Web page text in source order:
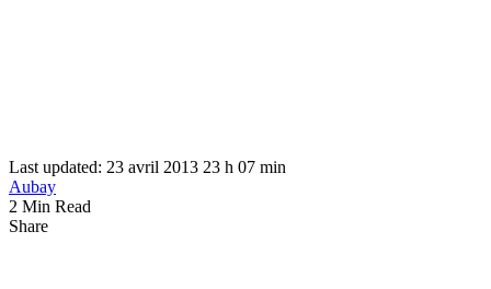
Last updated: 23 avril 2013 23 h 07 min
Aubay
2 Min Read
Share